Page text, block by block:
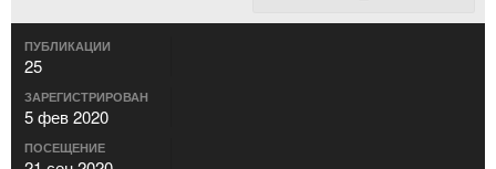
ПУБЛИКАЦИИ
25
ЗАРЕГИСТРИРОВАН
5 фев 2020
ПОСЕЩЕНИЕ